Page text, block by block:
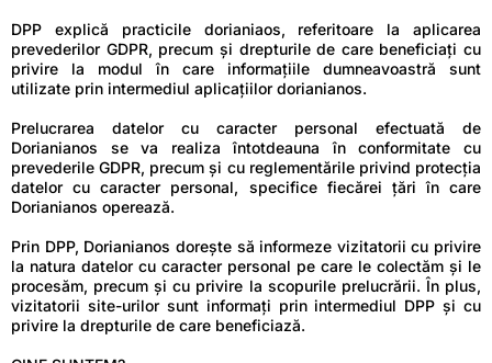
DPP explică practicile dorianiaos, referitoare la aplicarea
prevederilor GDPR, precum și drepturile de care beneficiați cu
privire la modul în care informațiile dumneavoastră sunt
utilizate prin intermediul aplicaţiilor dorianianos.
Prelucrarea datelor cu caracter personal efectuată de
Dorianianos se va realiza întotdeauna în conformitate cu
prevederile GDPR, precum și cu reglementările privind protecția
datelor cu caracter personal, specifice fiecărei țări în care
Dorianianos operează.
Prin DPP, Dorianianos dorește să informeze vizitatorii cu privire
la natura datelor cu caracter personal pe care le colectăm și le
procesăm, precum și cu privire la scopurile prelucrării. În plus,
vizitatorii site-urilor sunt informați prin intermediul DPP și cu
privire la drepturile de care beneficiază.